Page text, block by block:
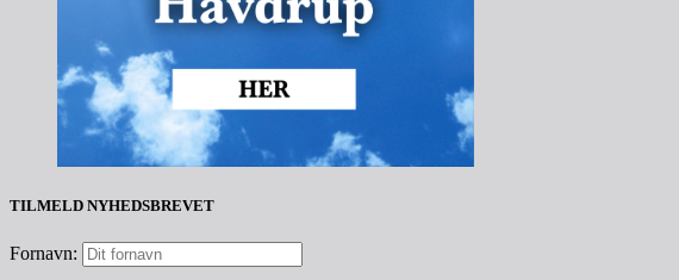
TILMELD NYHEDSBREVET
Fornavn: